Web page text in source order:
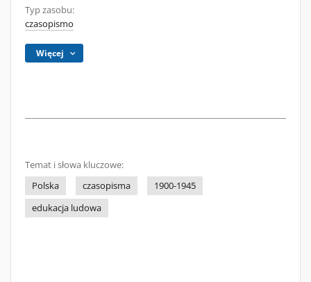
Typ zasobu:
czasopismo
Więcej
Temat i słowa kluczowe:
Polska
czasopisma
1900-1945
edukacja ludowa